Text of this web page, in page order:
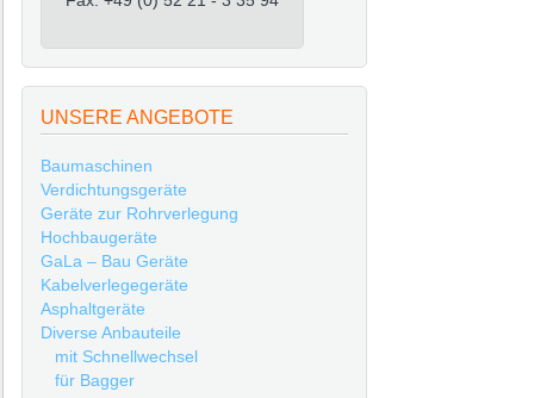
UNSERE ANGEBOTE
Baumaschinen
Verdichtungsgeräte
Geräte zur Rohrverlegung
Hochbaugeräte
GaLa – Bau Geräte
Kabelverlegegeräte
Asphaltgeräte
Diverse Anbauteile
mit Schnellwechsel
für Bagger